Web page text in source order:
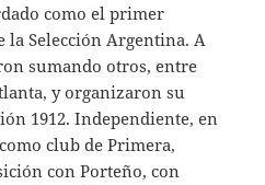
como el primer
Selección Argentina. A
sumando otros, entre
y organizaron su
1912. Independiente, en
club de Primera,
con Porteño, con